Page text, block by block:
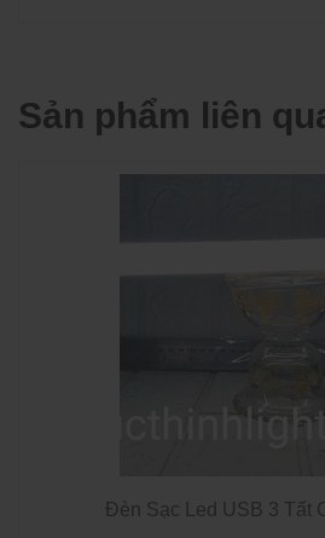
Sản phẩm liên
Đèn Sạc Led USB 3 Tất